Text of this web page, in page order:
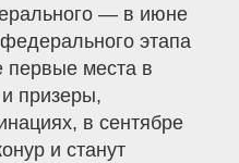
— в июне
этапа
первые места в
призеры,
в сентябре
и станут